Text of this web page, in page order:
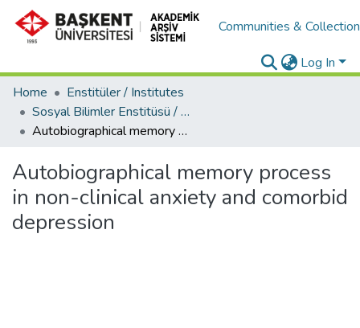
Communities &
Log In
Home
Enstitüler / Institutes
Sosyal Bilimler Enstitüsü / Social Sciences Institute
Autobiographical memory process in non-clinical anxiety and comorbid depression
Autobiographical memory process
in non-clinical anxiety and comorbid
depression